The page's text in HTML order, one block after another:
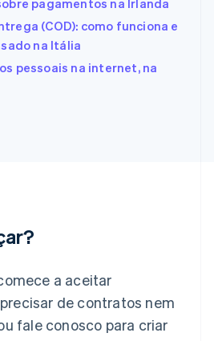
pagamentos na Irlanda
(COD): como funciona e
na Itália
pessoais na internet, na
a aceitar
de contratos nem
fale conosco para criar